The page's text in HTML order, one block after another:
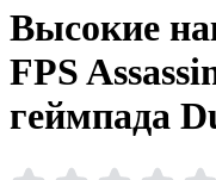
Высокие
FPS
геймпада